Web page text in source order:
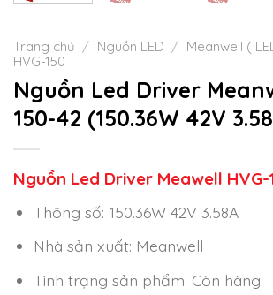
Trang chủ / Nguồn LED / Meanwell (
HVG-150
Nguồn Led Driver
150-42 (150.36W 42V
Nguồn Led Driver Meawell HVG-
Thông số: 150.36W 42V 3.58A
Nhà sản xuất: Meanwell
Tình trạng sản phẩm: Còn hàng